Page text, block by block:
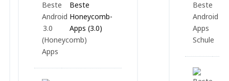
Beste
Honeycomb-
Apps (3.0)